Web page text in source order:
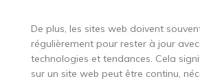
De plus, les sites web doivent
régulièrement pour rester à jour
technologies et tendances. Cela
sur un site web peut être continu,